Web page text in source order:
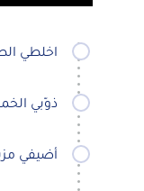
اخلطي
ذوّبي
أضيفي